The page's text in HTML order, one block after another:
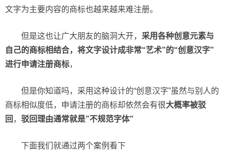
文字为主要内容的商标也越来越来难注册。
但是这也让广大朋友的脑洞大开， 采用各种创意元素与
自己的商标相结合，将文字设计成非常“艺术”的“创意汉字”
进行申请注册商标，
但是你知道吗，采用这种设计的“创意汉字”虽然与别人的
商标相似度低，申请注册的商标却依然会有很大概率被驳
回 ， 驳回理由通常就是”不规范字体”
下面我们就通过两个案例看下